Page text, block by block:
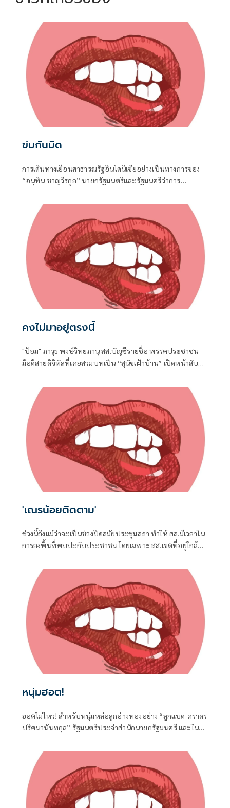
ข่มกันมิด
การเดินทางเยือนสาธารณรัฐอินโดนีเซียอย่างเป็นทางการของ
“อนุทิน ชาญวีรกูล” นายกรัฐมนตรีและรัฐมนตรีว่าการ
ประวัติศาสตร์ ที่สะท้อนถึงเกียรติภูมิอันโดดเด่นของ
ประเทศไทยบนเวทีโลกได้อย่างชัดเจน
คงไม่มาอยู่ตรงนี้
"ป้อม" ภาวุธ พงษ์วิทยภานุ สส.บัญชีรายชื่อ พรรคประชาชน
มือดีสายดิจิทัลที่เคยสวมบทเป็น “สุนัขเฝ้าบ้าน” เปิดหน้าสับ
กระทรวงดิจิทัลเพื่อเศรษฐกิจและสังคม (ดีอี)
'เณรน้อยติดตาม'
ช่วงนี้ถึงแม้ว่าจะเป็นช่วงปิดสมัยประชุมสภา ทำให้ สส.มีเวลาใน
การลงพื้นที่พบปะกับประชาชน โดยเฉพาะ สส.เขตที่อยู่ใกล้ชิด
ปัญหาในเขต
หนุ่มฮอต!
ฮอตไม่ไหว! สำหรับหนุ่มหล่อลูกอ่างทองอย่าง “ลูกแบด-ภราดร
ปริศนานันทกุล” รัฐมนตรีประจำสำนักนายกรัฐมนตรี และใน
รอบวันคล้ายวันเกิด 77 ปี ของนายประภัตร โพธสุธน
สส.สุพรรณบุรี จากค่ายเดียวกันที่จังหวัดสุพรรณบุรี เมื่อวันที่ 1
สิงหาคมที่ผ่านมา